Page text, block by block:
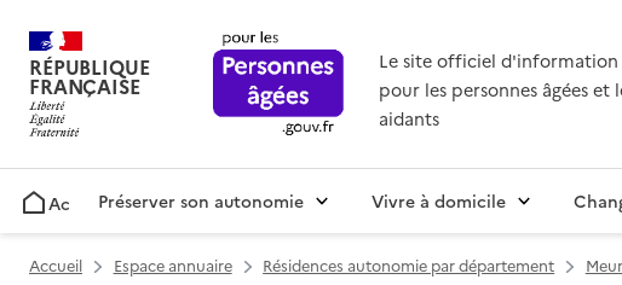
RÉPUBLIQUE
FRANÇAISE
Le site officiel d'information
pour les personnes âgées et
aidants
AccueilPréserver son autonomie Vivre à domicile
Accueil Espace annuaire Résidences autonomie par département